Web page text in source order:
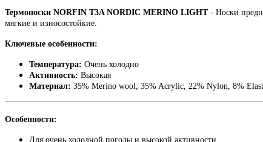
Термоноски NORFIN T3A NORDIC MERINO LIGHT - Носки
мягкие и износостойкие.
Ключевые особенности:
Температура: Очень холодно
Активность: Высокая
Материал: 35% Merino wool, 35% Acrylic, 22% Nylon, 8%
Особенности:
Для очень холодной погоды и высокой активности